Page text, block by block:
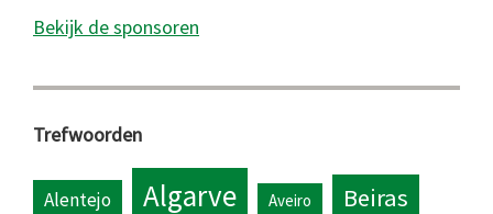
Bekijk de sponsoren
Trefwoorden
Alentejo Algarve Aveiro Beiras